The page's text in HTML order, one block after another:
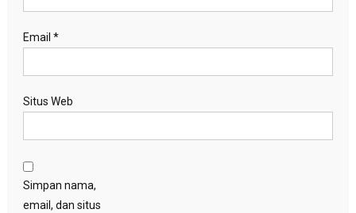
Email *
Situs Web
Simpan nama,
email, dan situs